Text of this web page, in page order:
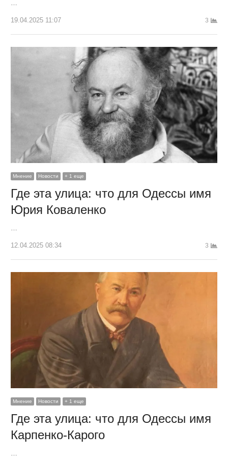
19.04.2025 11:07 3
Мнение Новости + 1 еще
Где эта улица: что для Одессы имя
Юрия Коваленко
…
12.04.2025 08:34 3
Мнение Новости + 1 еще
Где эта улица: что для Одессы имя
Карпенко-Карого
…